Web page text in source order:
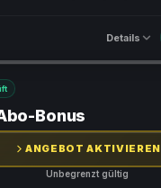
Details
Produkte
Bonus
ANGEBOT AKTIVIEREN
Unbegrenzt gültig